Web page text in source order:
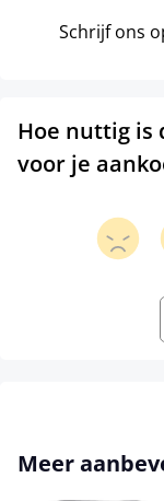
Schrijf ons
Hoe nuttig is
voor je
Productgalerij
Meer